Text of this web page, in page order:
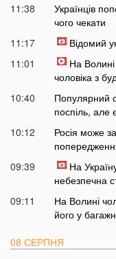
11:38
Українців
чого чекати
11:17
Відомий
11:01
На
чоловіка з
10:40
Популярний
поспіль, але
10:12
Росія може
09:39
На
небезпечна
09:11
На Волині
його у
08 СЕРПНЯ